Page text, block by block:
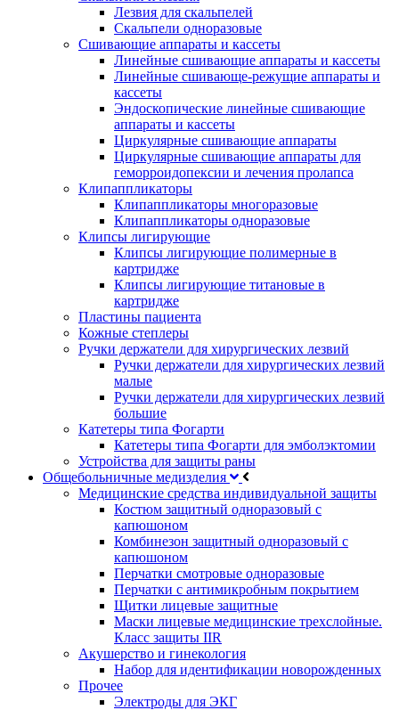
Лезвия для скальпелей
Скальпели одноразовые
Сшивающие аппараты и кассеты
Линейные сшивающие аппараты и кассеты
Линейные сшивающе-режущие аппараты и
кассеты
Эндоскопические линейные сшивающие
аппараты и кассеты
Циркулярные сшивающие аппараты
Циркулярные сшивающие аппараты для
геморроидопексии и лечения пролапса
Клипаппликаторы
Клипаппликаторы многоразовые
Клипаппликаторы одноразовые
Клипсы лигирующие
Клипсы лигирующие полимерные в
картридже
Клипсы лигирующие титановые в
картридже
Пластины пациента
Кожные степлеры
Ручки держатели для хирургических лезвий
Ручки держатели для хирургических лезвий
малые
Ручки держатели для хирургических лезвий
большие
Катетеры типа Фогарти
Катетеры типа Фогарти для эмболэктомии
Устройства для защиты раны
Общебольничные медизделия
Медицинские средства индивидуальной защиты
Костюм защитный одноразовый с
капюшоном
Комбинезон защитный одноразовый с
капюшоном
Перчатки смотровые одноразовые
Перчатки с антимикробным покрытием
Щитки лицевые защитные
Маски лицевые медицинские трехслойные.
Класс защиты IIR
Акушерство и гинекология
Набор для идентификации новорожденных
Прочее
Электроды для ЭКГ